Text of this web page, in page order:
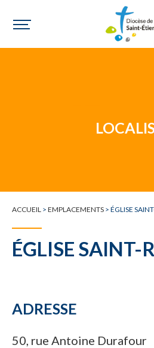
ACCUEIL > EMPLACEMENTS > ÉGLISE
ÉGLISE SAINT-
ADRESSE
50, rue Antoine Durafour